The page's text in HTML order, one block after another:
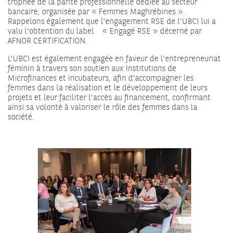
bancaire, organisée par « Femmes Maghrébines ».
Rappelons également que l’engagement RSE de l’UBCI lui a
valu l’obtention du label « Engagé RSE » décerné par
AFNOR CERTIFICATION.
L’UBCI est également engagée en faveur de l’entrepreneuriat
féminin à travers son soutien aux Institutions de
Microfinances et incubateurs, afin d’accompagner les
femmes dans la réalisation et le développement de leurs
projets et leur faciliter l’accès au financement, confirmant
ainsi sa volonté à valoriser le rôle des femmes dans la
société.